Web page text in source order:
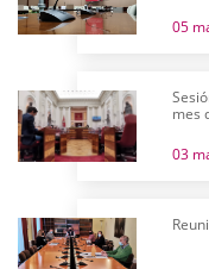
05
mes
03